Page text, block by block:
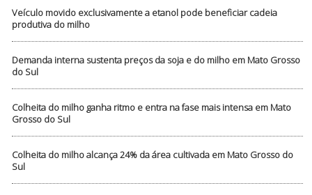
Veículo movido exclusivamente a etanol pode beneficiar cadeia
produtiva do milho
Demanda interna sustenta preços da soja e do milho em Mato Grosso
do Sul
Colheita do milho ganha ritmo e entra na fase mais intensa em Mato
Grosso do Sul
Colheita do milho alcança 24% da área cultivada em Mato Grosso do
Sul